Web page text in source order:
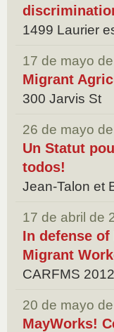
1499 Laurier
17 de mayo
Migrant
300 Jarvis St
26 de mayo
Un Statut
todos!
Jean-Talon et
17 de abril de
In defense
Migrant
CARFMS
20 de mayo
MayWorks!